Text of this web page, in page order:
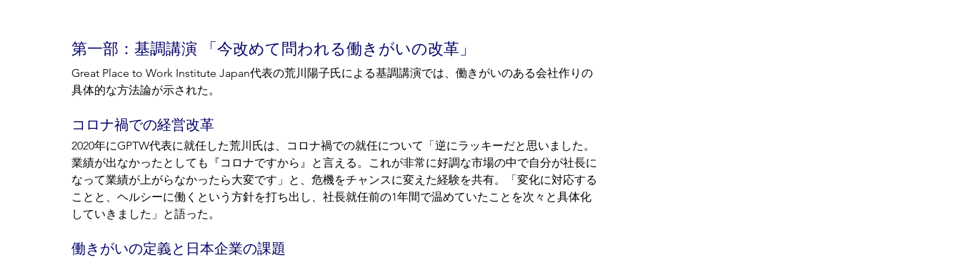
第一部：基調講演 「今改めて問われる働きがいの改革」
Great Place to Work Institute Japan代表の荒川陽子氏による基調講演では、働きがいのある会社作りの
具体的な方法論が示された。
コロナ禍での経営改革
2020年にGPTW代表に就任した荒川氏は、コロナ禍での就任について「逆にラッキーだと思いました。
業績が出なかったとしても『コロナですから』と言える。これが非常に好調な市場の中で自分が社長に
なって業績が上がらなかったら大変です」と、危機をチャンスに変えた経験を共有。「変化に対応する
ことと、ヘルシーに働くという方針を打ち出し、社長就任前の1年間で温めていたことを次々と具体化
していきました」と語った。
働きがいの定義と日本企業の課題